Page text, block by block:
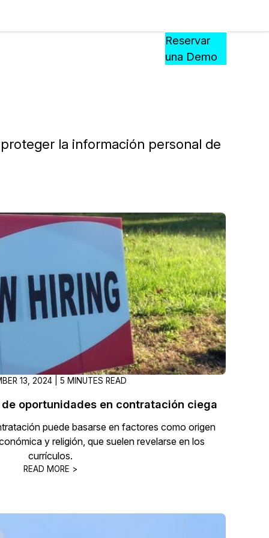
Médica
Atención Telefónica
Crisis y Las Líneas
PreciosRecursos
APRENDA,
CONECTE
Explore preguntas frecuentes
Redacte archivos de video con
algoritmo mejorado
Casos Practicos
Vea cómo los clientes usan
sus necesidades de redacción
Centro de Ayuda
Obtenga respuestas a sus
CaseGuard
Videoteca
CaseGuard. Práctica nuevas
aprender
Eventos
Reservar
una Demo
la información personal de
13, 2024 | 5 MINUTES READ
oportunidades en contratación ciega
puede basarse en factores como origen
y religión, que suelen revelarse en los
currículos.
READ MORE >